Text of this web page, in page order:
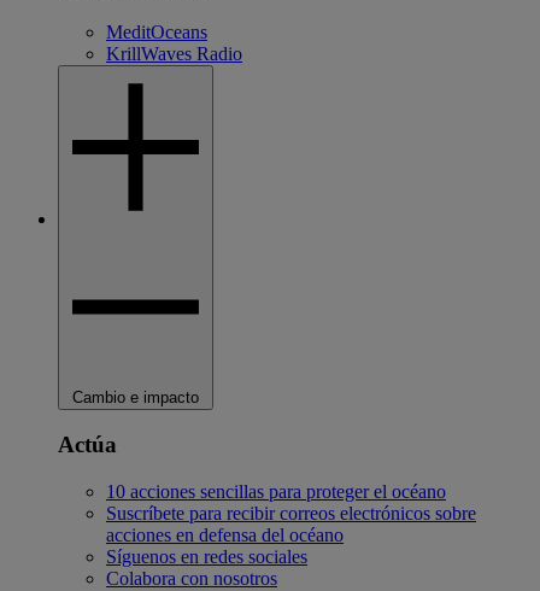
MeditOceans
KrillWaves Radio
Cambio e impacto
Actúa
10 acciones sencillas para proteger el océano
Suscríbete para recibir correos electrónicos sobre
acciones en defensa del océano
Síguenos en redes sociales
Colabora con nosotros